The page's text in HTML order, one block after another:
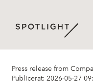
Press release from
Publicerat: 2026-05-27